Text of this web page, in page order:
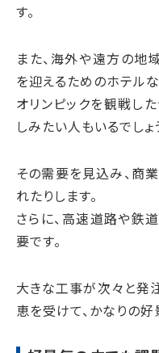
す。
また、海外や遠方の地
を迎えるためのホテル
オリンピックを観戦し
しみたい人もいるでしょ
その需要を見込み、商
れたりします。
さらに、高速道路や鉄
要です。
大きな工事が次々と発
恵を受けて、かなりの